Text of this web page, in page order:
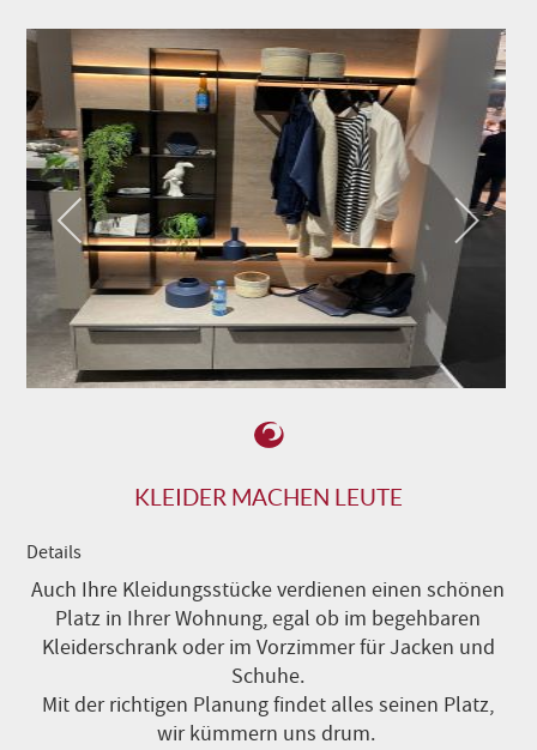
KLEIDER MACHEN LEUTE
Details
Auch Ihre Kleidungsstücke verdienen einen schönen
Platz in Ihrer Wohnung, egal ob im begehbaren
Kleiderschrank oder im Vorzimmer für Jacken und
Schuhe.
Mit der richtigen Planung findet alles seinen Platz,
wir kümmern uns drum.